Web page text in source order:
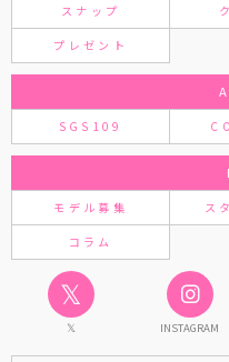
スナップ
プレゼント
SGS109
モデル募集 ス
コラム
𝕏
𝕏 INSTAGRAM